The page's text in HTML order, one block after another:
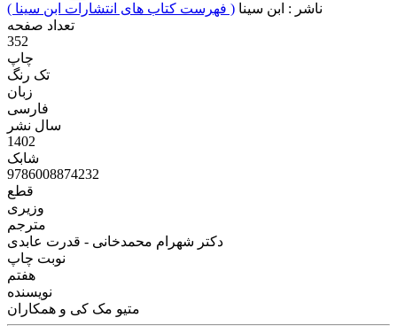
ناشر : ابن سینا ( فهرست کتاب های انتشارات ابن سینا )
تعداد صفحه
352
چاپ
تک رنگ
زبان
فارسی
سال نشر
1402
شابک
9786008874232
قطع
وزیری
مترجم
دکتر شهرام محمدخانی - قدرت عابدی
نوبت چاپ
هفتم
نویسنده
متیو مک کی و همکاران